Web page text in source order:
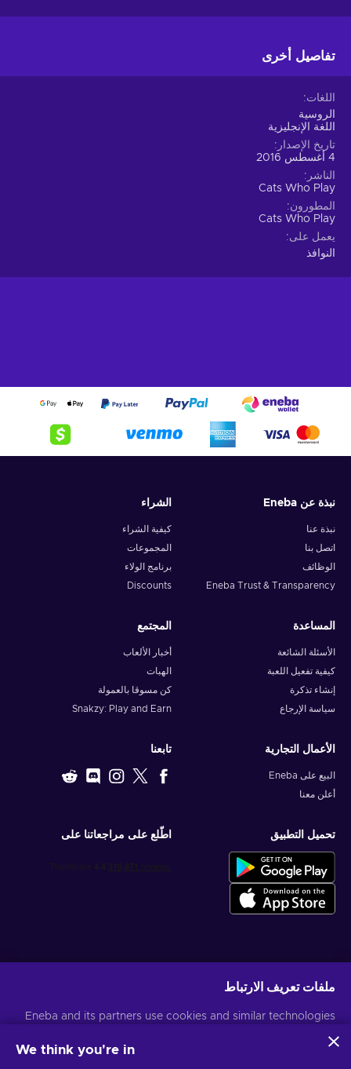
تفاصيل أخرى
اللغات
الروسية
اللغة الإنجليزية
تاريخ الإصدار
4 أغسطس 2016
الناشر
Cats Who Play
المطورون
Cats Who Play
يعمل على
النوافذ
نبذة عن Eneba
نبذة عنا
اتصل بنا
الوظائف
Eneba Trust & Transparency
الشراء
كيفية الشراء
المجموعات
برنامج الولاء
Discounts
المساعدة
الأسئلة الشائعة
كيفية تفعيل اللعبة
إنشاء تذكرة
سياسة الإرجاع
المجتمع
أخبار الألعاب
الهبات
كن مسوقا بالعمولة
Snakzy: Play and Earn
الأعمال التجارية
البيع على Eneba
أعلن معنا
تابعنا
تحميل التطبيق اطّلع على مراجعاتنا على
ملفات تعريف الارتباط
Eneba and its partners use cookies and similar technologies
website. We use this information to enhance content,
We think you're in